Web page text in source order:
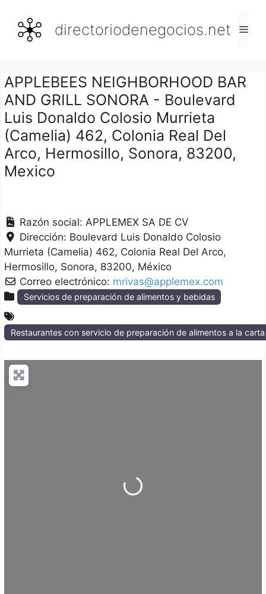
contenido
directoriodenegocios.net
APPLEBEES NEIGHBORHOOD BAR
AND GRILL SONORA - Boulevard
Luis Donaldo Colosio Murrieta
(Camelia) 462, Colonia Real Del
Arco, Hermosillo, Sonora, 83200,
Mexico
Razón social:APPLEMEX SA DE CV
Dirección: Boulevard Luis Donaldo Colosio
Murrieta (Camelia) 462, Colonia Real Del Arco
Hermosillo Sonora 83200 México
Correo electrónico: mrivas@applemex.com
Servicios de preparación de alimentos y bebidas
Restaurantes con servicio de preparación de alimentos a la
Loading...